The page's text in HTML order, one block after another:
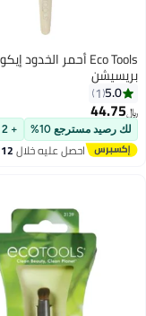
Eco Tools أحمر الخدود إيكو
بريسيشن
5.0
1
﷼‏44.75
لك رصيد مسترجع 10% + 2
احصل عليه خلال